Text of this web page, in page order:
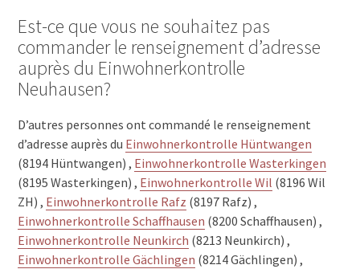
Est-ce que vous ne souhaitez pas
commander le renseignement d’adresse
auprès du Einwohnerkontrolle
Neuhausen?
D’autres personnes ont commandé le renseignement
d’adresse auprès du Einwohnerkontrolle Hüntwangen
(8194 Hüntwangen) , Einwohnerkontrolle Wasterkingen
(8195 Wasterkingen) , Einwohnerkontrolle Wil (8196 Wil
ZH) , Einwohnerkontrolle Rafz (8197 Rafz) ,
Einwohnerkontrolle Schaffhausen (8200 Schaffhausen) ,
Einwohnerkontrolle Neunkirch (8213 Neunkirch) ,
Einwohnerkontrolle Gächlingen (8214 Gächlingen) ,